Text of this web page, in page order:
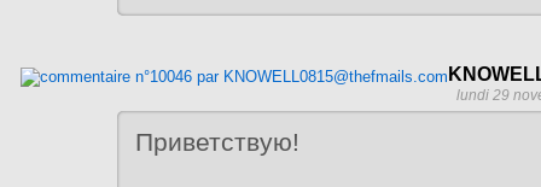
lundi 29
Приветствую!